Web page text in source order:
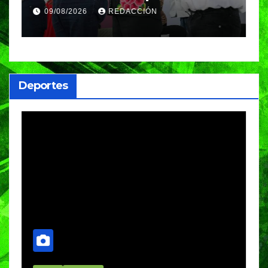
entrega vivienda digna a
familias poblanas
09/08/2026 REDACCIÓN
Deportes